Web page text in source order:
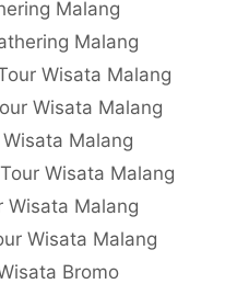
Malang
Malang
Wisata Malang
Wisata Malang
Malang
Wisata Malang
Wisata Malang
Wisata Malang
Bromo